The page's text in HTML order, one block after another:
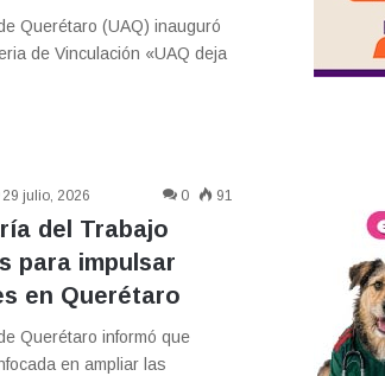
Querétaro (UAQ) inauguró
de Vinculación «UAQ deja
29 julio, 2026 0 91
del Trabajo
para impulsar
en Querétaro
Querétaro informó que
en ampliar las